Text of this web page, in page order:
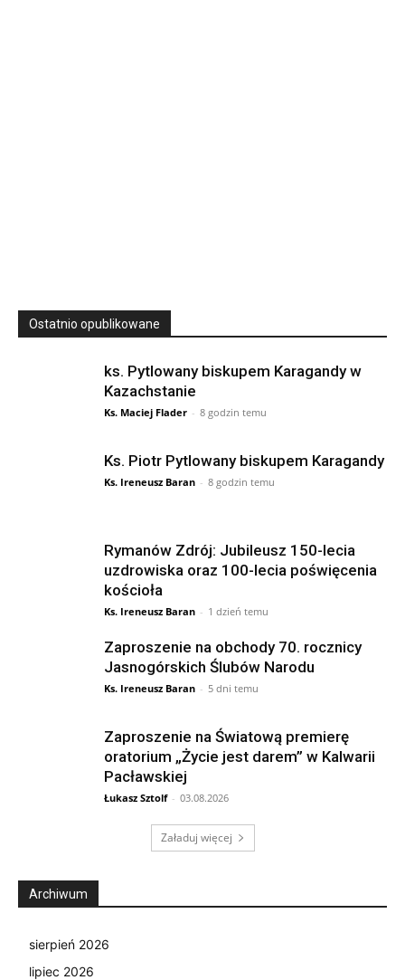
Ostatnio opublikowane
ks. Pytlowany biskupem Karagandy w
Kazachstanie
Ks. Maciej Flader - 8 godzin temu
Ks. Piotr Pytlowany biskupem Karagandy
Ks. Ireneusz Baran - 8 godzin temu
Rymanów Zdrój: Jubileusz 150-lecia
uzdrowiska oraz 100-lecia poświęcenia
kościoła
Ks. Ireneusz Baran - 1 dzień temu
Zaproszenie na obchody 70. rocznicy
Jasnogórskich Ślubów Narodu
Ks. Ireneusz Baran - 5 dni temu
Zaproszenie na Światową premierę
oratorium „Życie jest darem” w Kalwarii
Pacławskiej
Łukasz Sztolf - 03.08.2026
Załaduj więcej
Archiwum
sierpień 2026
lipiec 2026